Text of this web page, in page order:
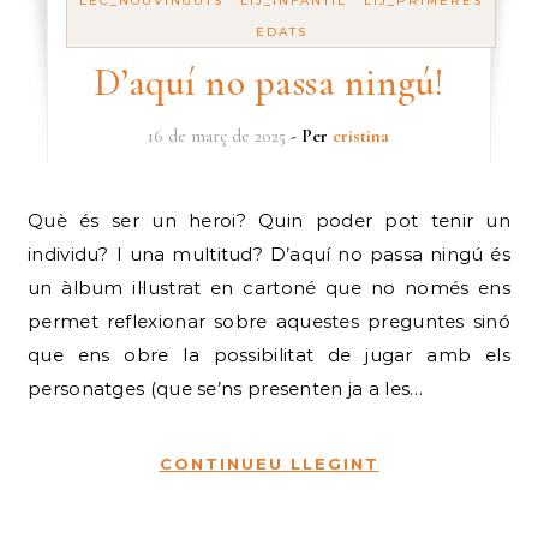
EDATS
D’aquí no passa ningú!
16 de març de 2025 - Per cristina
Què és ser un heroi? Quin poder pot tenir un
individu? I una multitud? D’aquí no passa ningú és
un àlbum il·lustrat en cartoné que no només ens
permet reflexionar sobre aquestes preguntes sinó
que ens obre la possibilitat de jugar amb els
personatges (que se’ns presenten ja a les…
CONTINUEU LLEGINT